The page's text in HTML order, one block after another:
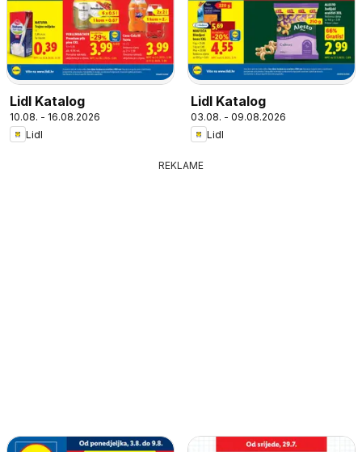
Lidl Katalog
10.08. - 16.08.2026
Lidl
Lidl Katalog
03.08. - 09.08.2026
Lidl
REKLAME